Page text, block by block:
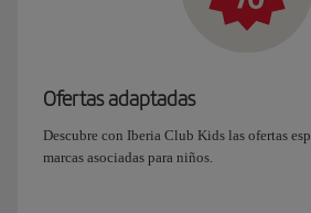
Ofertas adaptadas
Descubre con Iberia Club Kids las ofertas
marcas asociadas para niños.